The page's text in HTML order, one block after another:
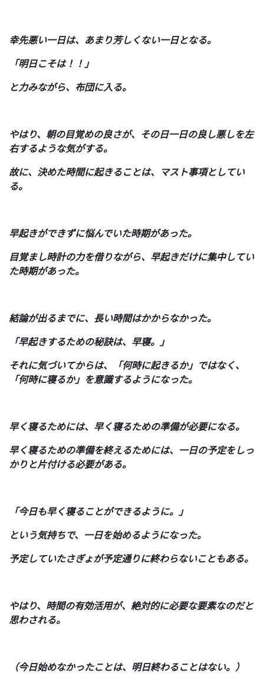
幸先悪い一日は、あまり芳しくない一日となる。
「明日こそは！！」
と力みながら、布団に入る。
やはり、朝の目覚めの良さが、その日一日の良し悪しを左
右するような気がする。
故に、決めた時間に起きることは、マスト事項としてい
る。
早起きができずに悩んでいた時期があった。
目覚まし時計の力を借りながら、早起きだけに集中してい
た時期があった。
結論が出るまでに、長い時間はかからなかった。
「早起きするための秘訣は、早寝。」
それに気づいてからは、「何時に起きるか」ではなく、
「何時に寝るか」を意識するようになった。
早く寝るためには、早く寝るための準備が必要になる。
早く寝るための準備を終えるためには、一日の予定をしっ
かりと片付ける必要がある。
「今日も早く寝ることができるように。」
という気持ちで、一日を始めるようになった。
予定していたさぎょが予定通りに終わらないこともある。
やはり、時間の有効活用が、絶対的に必要な要素なのだと
思わされる。
（今日始めなかったことは、明日終わることはない。）